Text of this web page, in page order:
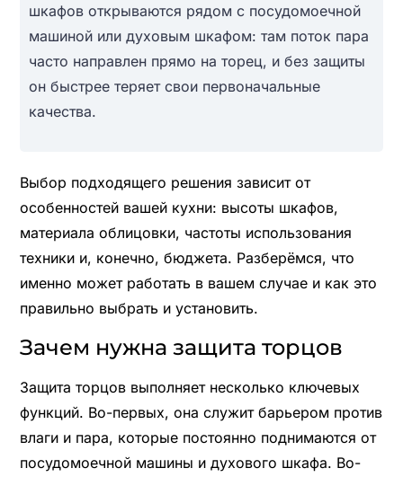
шкафов открываются рядом с посудомоечной
машиной или духовым шкафом: там поток пара
часто направлен прямо на торец, и без защиты
он быстрее теряет свои первоначальные
качества.
Выбор подходящего решения зависит от
особенностей вашей кухни: высоты шкафов,
материала облицовки, частоты использования
техники и, конечно, бюджета. Разберёмся, что
именно может работать в вашем случае и как это
правильно выбрать и установить.
Зачем нужна защита торцов
Защита торцов выполняет несколько ключевых
функций. Во-первых, она служит барьером против
влаги и пара, которые постоянно поднимаются от
посудомоечной машины и духового шкафа. Во-